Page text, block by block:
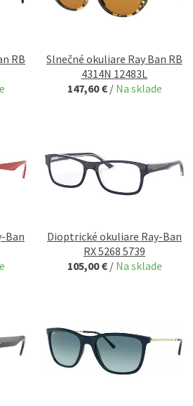
RB
Slnečné okuliare Ray Ban RB
4314N 12483L
147,60 € / Na sklade
Ban
Dioptrické okuliare Ray-Ban
RX 5268 5739
105,00 € / Na sklade